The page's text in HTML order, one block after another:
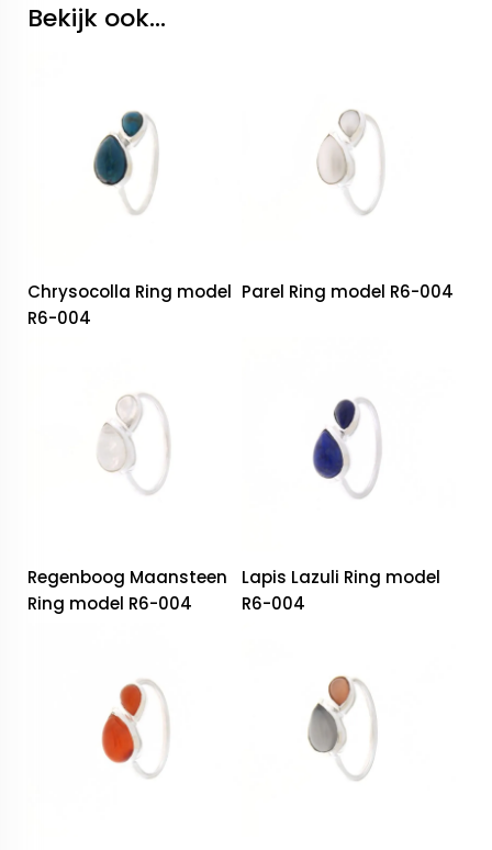
Bekijk ook...
Chrysocolla Ring model
R6-004
Parel Ring model R6-004
Regenboog Maansteen
Ring model R6-004
Lapis Lazuli Ring model
R6-004